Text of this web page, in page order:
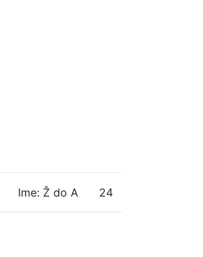
Ime: Ž do A 24